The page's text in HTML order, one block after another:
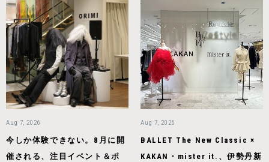
Aug 7, 2026
今しか体験できない。8月に開
催される、注目イベント＆ポ
Aug 7, 2026
BALLET The New Classic ×
KAKAN・mister it.、伊勢丹新